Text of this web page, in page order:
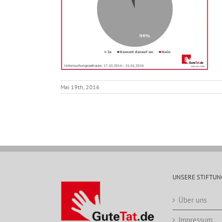
Mai 19th, 2016
UNSERE
Über uns
Impressum